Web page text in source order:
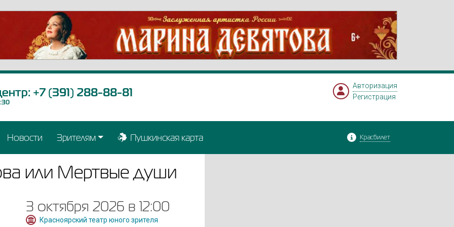
+7 (391) 288-88-81
Авторизация
Регистрация
Новости Зрителям Пушкинская карта Красбилет
или Мертвые души
3 октября 2026 в 12:00
Красноярский театр юного зрителя